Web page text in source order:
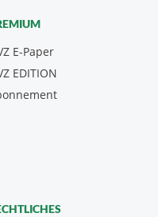
E-Paper
EDITION